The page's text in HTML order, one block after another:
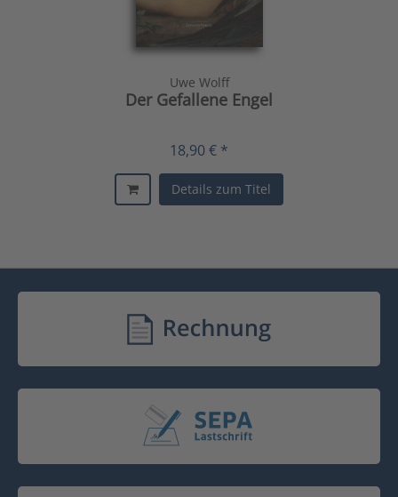
Uwe Wolff
Der Gefallene Engel
18,90 € *
Details zum Titel